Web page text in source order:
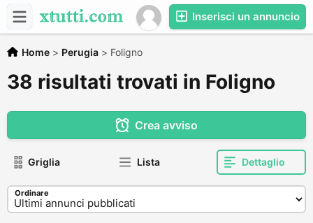
Inserisci un annuncio
Home > Perugia > Foligno
38 risultati trovati in Foligno
Crea avviso
Griglia Lista Dettaglio
Ordinare